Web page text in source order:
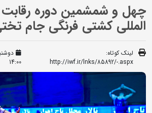
چهل و شمشمین دوره
المللی کشتی فرنگی جام
لینک کوتاه:
http://iwf.ir/lnks/85892/-.aspx
دوشنبه ۲۵
14:00